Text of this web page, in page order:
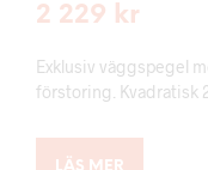
2 229 kr
Exklusiv väggspegel
förstoring. Kvadratisk